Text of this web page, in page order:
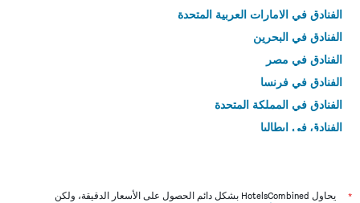
الفنادق في الامارات العربية المتحدة
الفنادق في البحرين
الفنادق في مصر
الفنادق في فرنسا
الفنادق في المملكة المتحدة
الفنادق في إيطاليا
*
يحاول HotelsCombined بشكل دائم الحصول على الأسعار الدقيقة، ولكن